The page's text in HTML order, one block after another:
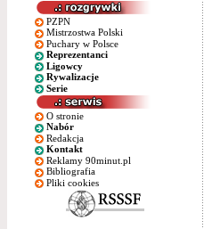
PZPN
Mistrzostwa Polski
Puchary w Polsce
Reprezentanci
Ligowcy
Rywalizacje
Serie
O stronie
Nabór
Redakcja
Kontakt
Reklamy 90minut.pl
Bibliografia
Pliki cookies